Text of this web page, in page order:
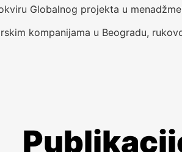
Globalnog projekta u
kompanijama u Beogradu,